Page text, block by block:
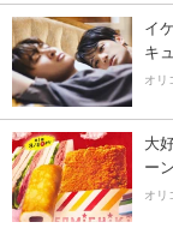
イ
キ
オリ
大
ーン
オリ